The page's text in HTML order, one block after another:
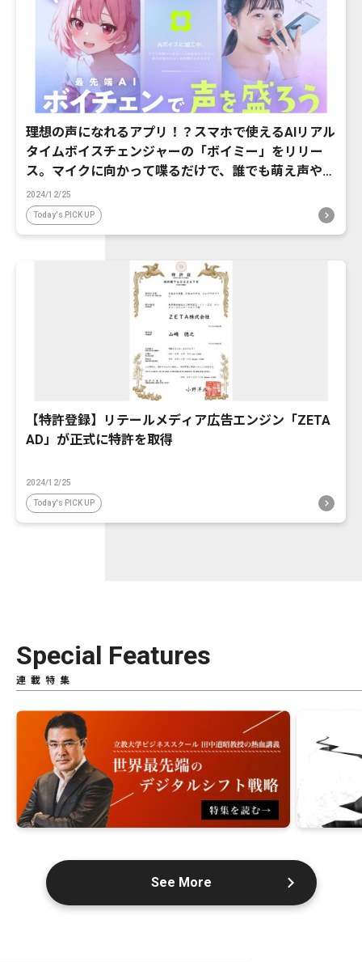
理想の声になれるアプリ！？スマホで使えるAIリアル
タイムボイスチェンジャーの「ボイミー」をリリー
ス。マイクに向かって喋るだけで、誰でも萌え声やイ
ケボ風に音声変換が可能に。
2024/12/25
Today's PICK UP
【特許登録】リテールメディア広告エンジン「ZETA
AD」が正式に特許を取得
2024/12/25
Today's PICK UP
Special Features
連載特集
See More